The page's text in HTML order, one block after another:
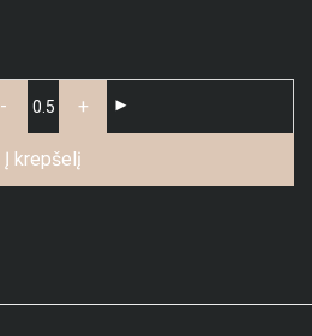
- +
Į krepšelį